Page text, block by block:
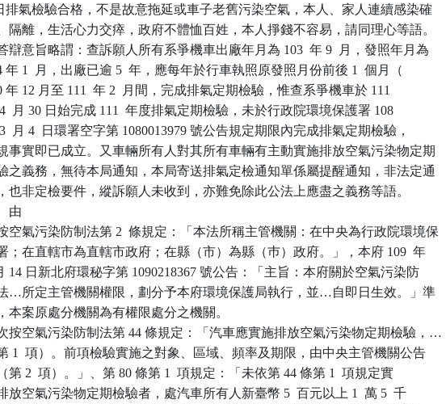
日排氣檢驗合格，不是故意拖延或車子老舊污染空氣，本人、家人連續感染確
、隔離，生活心力交瘁，政府不體恤百姓，本人掙錢不容易，請同理心等語。
辯意旨略謂：查訴願人所有系爭機車出廠年月為 103  年 9  月，發照年月為
年 1  月，出廠已逾 5  年，應每年於行車執照原發照月份前後 1  個月（
年 12 月至 111  年 2  月間，完成排氣定期檢驗，惟查系爭機車於 111
4  月 30 日始完成 111  年度排氣定期檢驗，未於行政院環境保護署 108
3  月 4  日環署空字第 1080013979 號公告規定期限內完成排氣定期檢驗，
規事實即已成立。又車輛所有人對其所有車輛有主動實施排放空氣污染物定期
驗之義務，無待本局通知，本局寄送排氣定檢通知單係屬提醒通知，非法定通
，也非定檢要件，縱訴願人未收到，亦難免除此公法上應盡之義務等語。
由
空氣污染防制法第 2  條規定：「本法所稱主管機關：在中央為行政院環境保
署；在直轄市為直轄市政府；在縣（市）為縣（巿）政府。」，本府 109  年
月 14 日新北府環秘字第 1090218367 號公告：「主旨：本府關於空氣污染防
法…所定主管機關權限，劃分予本府環境保護局執行，並…自即日生效。」準
，本案原處分機關為有權限處分之機關。
按空氣污染防制法第 44 條規定：「汽車應實施排放空氣污染物定期檢驗，…
第 1  項）。前項檢驗實施之對象、區域、頻率及期限，由中央主管機關公告
（第 2  項）。」、第 80 條第 1  項規定：「未依第 44 條第 1  項規定實
排放空氣污染物定期檢驗者，處汽車所有人新臺幣 5  百元以上 1  萬 5  千